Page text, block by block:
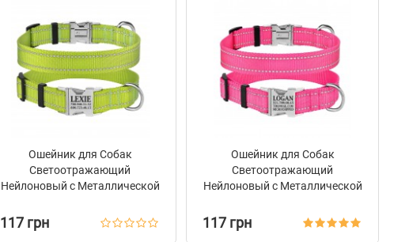
Ошейник для Собак
Светоотражающий
Нейлоновый с Металлической
Салатовый
117 грн
Ошейник для Собак
Светоотражающий
Нейлоновый с Металлической
117 грн